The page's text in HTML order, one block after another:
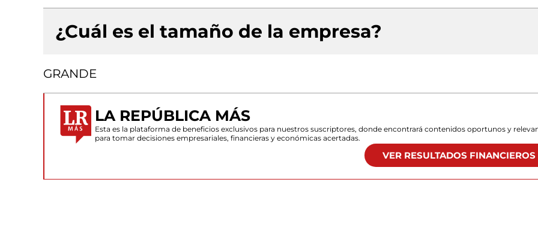
¿Cuál es el tamaño de la empresa?
GRANDE
LA REPÚBLICA MÁS
Esta es la plataforma de beneficios exclusivos para nuestros suscriptores, donde encontrará contenidos oportunos y
para tomar decisiones empresariales, financieras y económicas acertadas.
VER RESULTADOS FINANCIEROS